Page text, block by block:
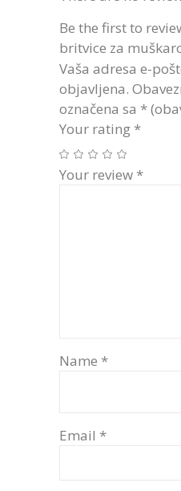
Be the first to
britvice za
Vaša adresa e-
objavljena.
označena sa *
Your rating *
Your review *
Name *
Email *